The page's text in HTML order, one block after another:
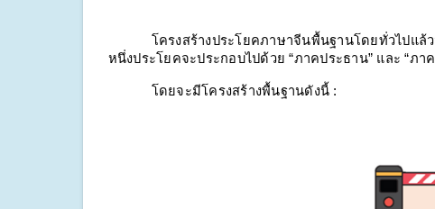
โครงสร้างประโยคภาษาจีนพื้นฐานโดยทั่วไปแ
หนึ่งประโยคจะประกอบไปด้วย “ภาคประธาน” และ “ภา
โดยจะมีโครงสร้างพื้นฐานดังนี้ :